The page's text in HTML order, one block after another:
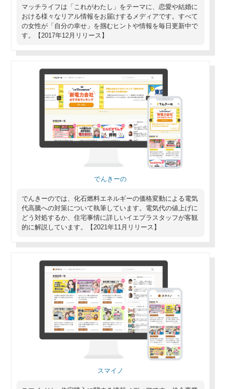
マッチライフは「これがわたし」をテーマに、恋愛や結婚に
おける様々なリアル情報をお届けするメディアです。すべて
の女性が「自分の幸せ」を掴むヒントや情報を毎日更新中で
す。【2017年12月リリース】
でんきーの
でんきーのでは、化石燃料エネルギーの価格変動による電気
代高騰への対策について執筆しています。電気代の値上げに
どう対処するか、住宅事情に詳しいイエプラスタッフが客観
的に解説しています。【2021年11月リリース】
スマイノ